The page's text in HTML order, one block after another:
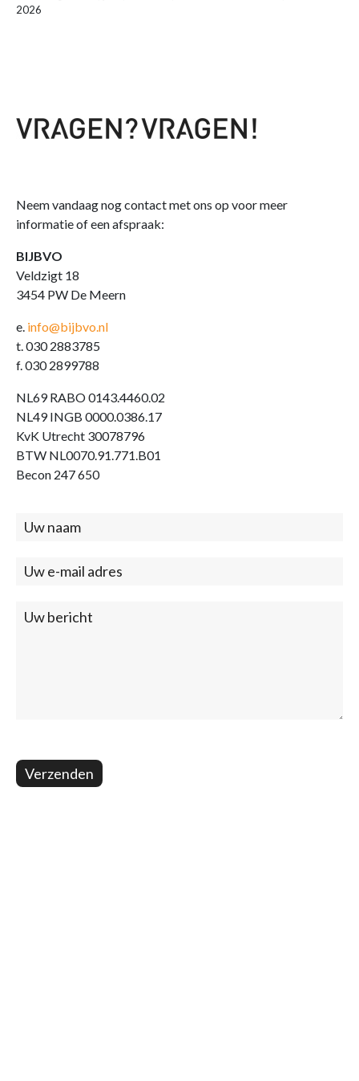
2026
Neem vandaag nog contact met ons op voor meer
informatie of een afspraak:
BIJBVO
Veldzigt 18
3454 PW De Meern
e. info@bijbvo.nl
t. 030 2883785
f. 030 2899788
NL69 RABO 0143.4460.02
NL49 INGB 0000.0386.17
KvK Utrecht 30078796
BTW NL0070.91.771.B01
Becon 247 650
Contact
Verzenden